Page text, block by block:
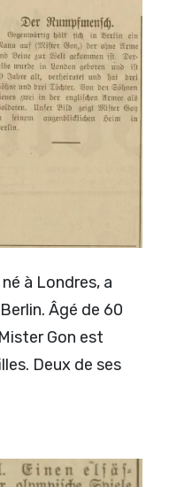
à Londres, a
Âgé de 60
Gon est
Deux de ses